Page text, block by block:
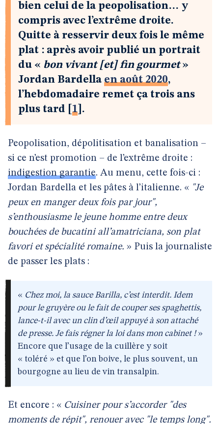
bien celui de la peopolisation… y
compris avec l’extrême droite.
Quitte à resservir deux fois le même
plat : après avoir publié un portrait
du « bon vivant [et] fin gourmet»
Jordan Bardella en août 2020,
l’hebdomadaire remet ça trois ans
plus tard
1 .
Peopolisation, dépolitisation et banalisation –
si ce n’est promotion – de l’extrême droite :
indigestion garantie. Au menu, cette fois-ci :
Jordan Bardella et les pâtes à l’italienne. « "Je
peux en manger deux fois par jour",
s’enthousiasme le jeune homme entre deux
bouchées de bucatini all’amatriciana, son plat
favori et spécialité romaine. » Puis la journaliste
de passer les plats :
« Chez moi, la sauce Barilla, c’est interdit. Idem
pour le gruyère ou le fait de couper ses spaghettis,
lance-t-il avec un clin d’œil appuyé à son attaché
de presse. Je fais régner la loi dans mon cabinet !»
Encore que l’usage de la cuillère y soit
« toléré » et que l’on boive, le plus souvent, un
bourgogne au lieu de vin transalpin.
Et encore : « Cuisiner pour s’accorder "des
moments de répit", renouer avec "le temps long".